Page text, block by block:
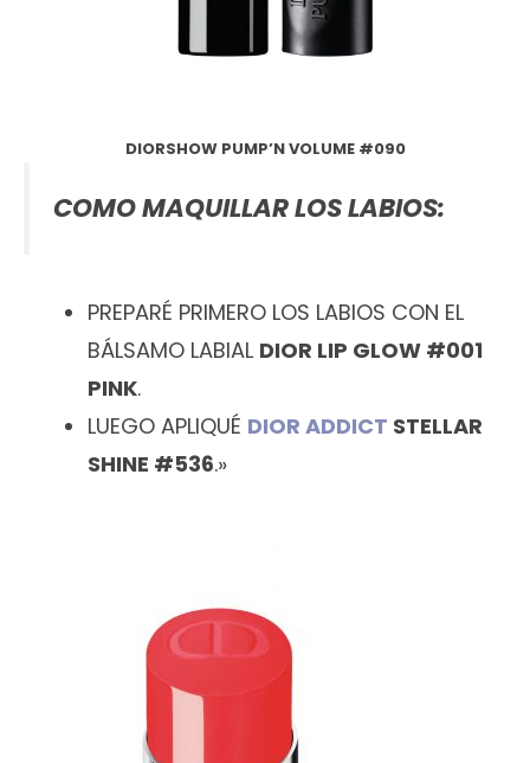
DIORSHOW PUMP’N VOLUME #090
COMO MAQUILLAR LOS LABIOS:
PREPARÉ PRIMERO LOS LABIOS CON EL
BÁLSAMO LABIAL DIOR LIP GLOW #001
PINK.
LUEGO APLIQUÉ DIOR ADDICT STELLAR
SHINE #536.»